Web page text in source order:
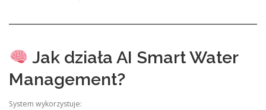
Jak działa AI Smart Water
Management?
System wykorzystuje: